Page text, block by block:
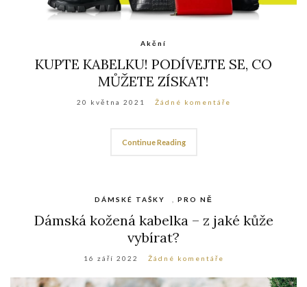
Akční
KUPTE KABELKU! PODÍVEJTE SE, CO
MŮŽETE ZÍSKAT!
20 května 2021 Žádné komentáře
Continue Reading
DÁMSKÉ TAŠKY PRO NĚ
Dámská kožená kabelka – z jaké kůže
vybírat?
16 září 2022 Žádné komentáře